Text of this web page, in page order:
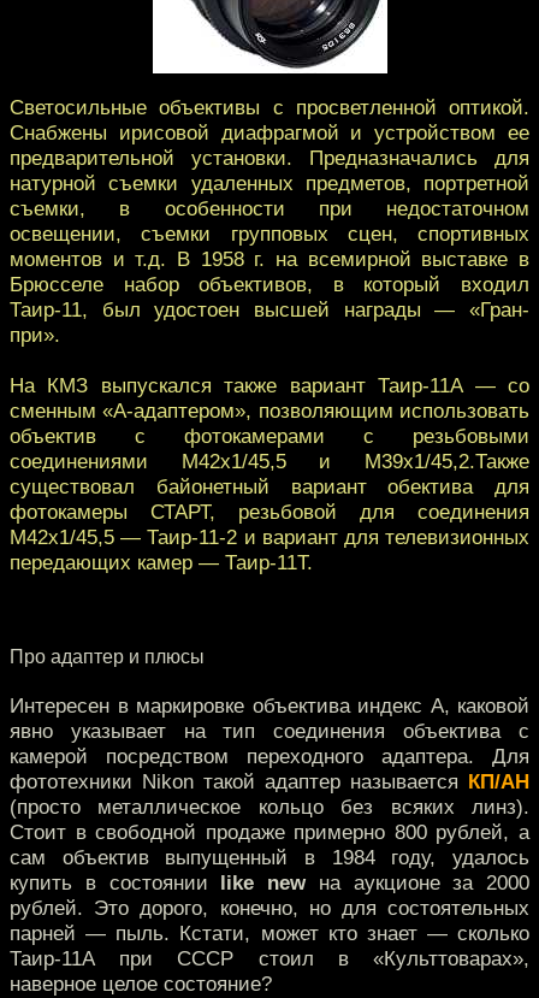
Светосильные объективы с просветленной оптикой.
Снабжены ирисовой диафрагмой и устройством ее
предварительной установки. Предназначались для
натурной съемки удаленных предметов, портретной
съемки, в особенности при недостаточном
освещении, съемки групповых сцен, спортивных
моментов и т.д. В 1958 г. на всемирной выставке в
Брюсселе набор объективов, в который входил
Таир-11, был удостоен высшей награды — «Гран-
при».
На КМЗ выпускался также вариант Таир-11A — со
сменным «А-адаптером», позволяющим использовать
объектив с фотокамерами с резьбовыми
соединениями M42x1/45,5 и M39x1/45,2.Также
существовал байонетный вариант обектива для
фотокамеры СТАРТ, резьбовой для соединения
M42x1/45,5 — Таир-11-2 и вариант для телевизионных
передающих камер — Таир-11Т.
Про адаптер и плюсы
Интересен в маркировке объектива индекс А, каковой
явно указывает на тип соединения объектива с
камерой посредством переходного адаптера. Для
фототехники Nikon такой адаптер называется КП/АН
(просто металлическое кольцо без всяких линз).
Стоит в свободной продаже примерно 800 рублей, а
сам объектив выпущенный в 1984 году, удалось
купить в состоянии like newна аукционе за 2000
рублей. Это дорого, конечно, но для состоятельных
парней — пыль. Кстати, может кто знает — сколько
Таир-11А при СССР стоил в «Культтоварах»,
наверное целое состояние?